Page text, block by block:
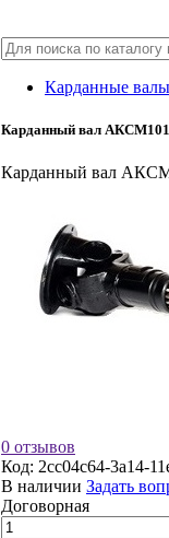
Карданные
Карданный вал
Карданный вал
0 отзывов
Код: 2cc04c64-3a14-
В наличии Задать
Договорная